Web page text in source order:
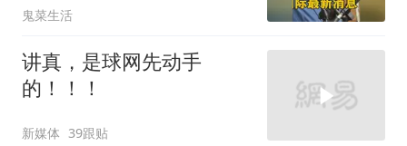
鬼菜生活
讲真，是球网先动手
的！！！
新媒体 39跟贴